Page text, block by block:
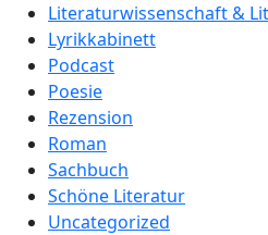
Literaturwissenschaft &
Lyrikkabinett
Podcast
Poesie
Rezension
Roman
Sachbuch
Schöne Literatur
Uncategorized